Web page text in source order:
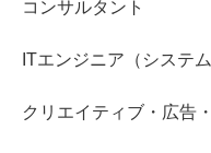
コンサルタント
ITエンジニア（システ
クリエイティブ・広告